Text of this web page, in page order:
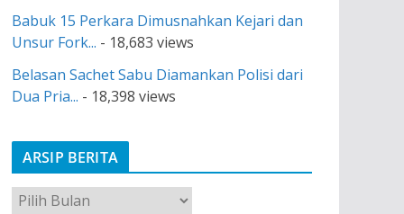
Babuk 15 Perkara Dimusnahkan Kejari dan
Unsur Fork... - 18,683 views
Belasan Sachet Sabu Diamankan Polisi dari
Dua Pria... - 18,398 views
ARSIP BERITA
A